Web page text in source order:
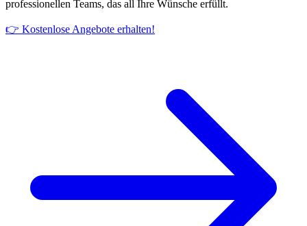
professionellen Teams, das all Ihre Wünsche erfüllt.
👉 Kostenlose Angebote erhalten!